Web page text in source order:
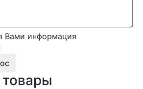
Вами информация